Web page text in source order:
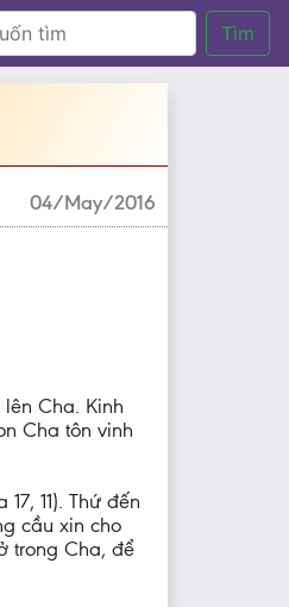
Tìm
04/May/2016
Cha. Kinh
Cha tôn vinh
11). Thứ đến
cầu xin cho
trong Cha, để